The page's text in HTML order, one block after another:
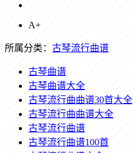
A+
所属分类： 古琴流行曲谱
古琴曲谱
古琴曲谱大全
古琴流行曲曲谱30首大全
古琴流行曲曲谱大全
古琴流行曲谱
古琴流行曲谱100首